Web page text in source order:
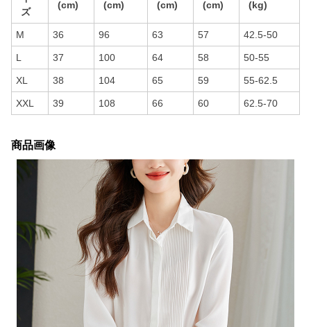
M 36 96 63 57 42.5-50
L 37 100 64 58 50-55
XL 38 104 65 59 55-62.5
XXL 39 108 66 60 62.5-70
商品画像